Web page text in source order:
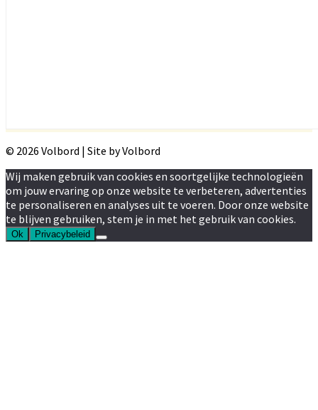
© 2026 Volbord | Site by Volbord
Wij maken gebruik van cookies en soortgelijke technologieën
om jouw ervaring op onze website te verbeteren, advertenties
te personaliseren en analyses uit te voeren. Door onze website
te blijven gebruiken, stem je in met het gebruik van cookies.
Ok Privacybeleid